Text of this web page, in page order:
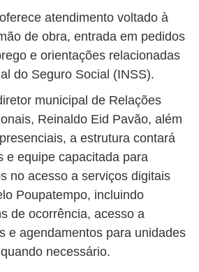
atendimento voltado à
de obra, entrada em pedidos
e orientações relacionadas
do Seguro Social (INSS).
municipal de Relações
Reinaldo Eid Pavão, além
a estrutura contará
e equipe capacitada para
no acesso a serviços digitais
Poupatempo, incluindo
de ocorrência, acesso a
e agendamentos para unidades
necessário.